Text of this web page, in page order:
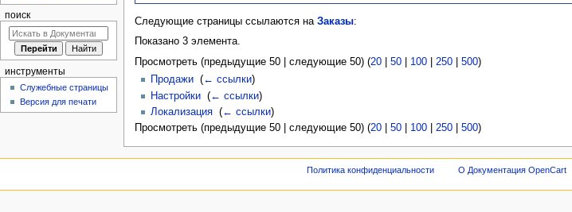
Следующие страницы ссылаются на Заказы:
Показано 3 элемента.
Просмотреть (предыдущие 50 | следующие 50) (20| 50| 100| 250| 500)
Продажи‎ (← ссылки)
Настройки‎ (← ссылки)
Локализация‎ (← ссылки)
Просмотреть (предыдущие 50 | следующие 50) (20| 50| 100| 250| 500)
поиск
инструменты
Служебные страницы
Версия для печати
Политика конфиденциальности О Документация OpenCart